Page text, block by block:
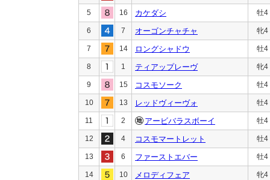
5 16 カケダシ 牡4
6 7 オーゴンチャチャ 牝4
7 14 ロングシャドウ 牡4
8 1 ティアップレーヴ 牝4
9 15 コスモソーク 牡4
10 13 レッドヴィーヴォ 牡4
11 2 アービバラスボーイ 牡4
12 4 コスモマートレット 牡4
13 6 ファーストエバー 牡4
14 10 メロディフェア 牝4